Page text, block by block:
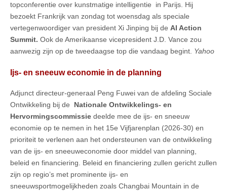
topconferentie over kunstmatige intelligentie in Parijs. Hij
bezoekt Frankrijk van zondag tot woensdag als speciale
vertegenwoordiger van president Xi Jinping bij de AI Action
Summit. Ook de Amerikaanse vicepresident J.D. Vance zou
aanwezig zijn op de tweedaagse top die vandaag begint. Yahoo
Ijs- en sneeuw economie in de planning
Adjunct directeur-generaal Peng Fuwei van de afdeling Sociale
Ontwikkeling bij de Nationale Ontwikkelings- en
Hervormingscommissie deelde mee de ijs- en sneeuw
economie op te nemen in het 15e Vijfjarenplan (2026-30) en
prioriteit te verlenen aan het ondersteunen van de ontwikkeling
van de ijs- en sneeuweconomie door middel van planning,
beleid en financiering. Beleid en financiering zullen gericht zullen
zijn op regio’s met prominente ijs- en
sneeuwsportmogelijkheden zoals Changbai Mountain in de